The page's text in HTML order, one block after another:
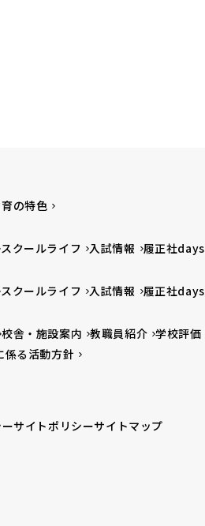
の特色
スクールライフ 入試情報 履正社days
スクールライフ 入試情報 履正社days
校舎・施設案内 教職員紹介 学校評価
係る活動方針
サイトポリシーサイトマップ